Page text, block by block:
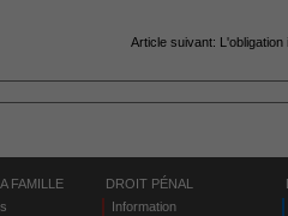
Article suivant: L'obligation
FAMILLE
DROIT PÉNAL
Information